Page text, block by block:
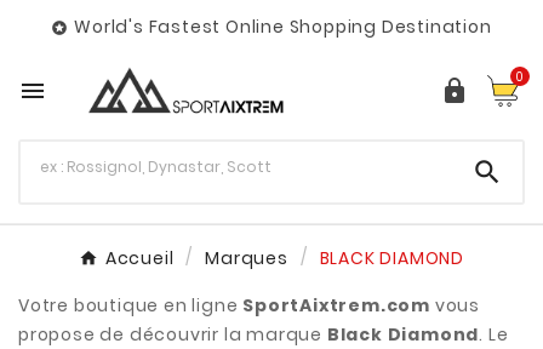
 World's Fastest Online Shopping Destination
  0

Accueil Marques
BLACK DIAMOND
Votre boutique en ligne SportAixtrem.com vous
propose de découvrir la marque Black Diamond. Le